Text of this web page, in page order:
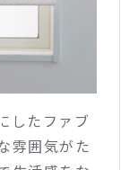
したファブ
雰囲気がた